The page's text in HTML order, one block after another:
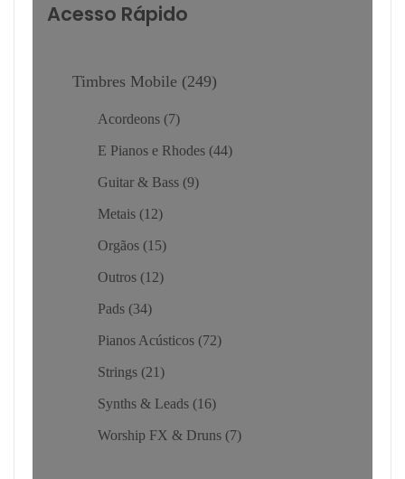
Acesso Rápido
Timbres Mobile 249
Acordeons 7
E Pianos e Rhodes 44
Guitar & Bass 9
Metais 12
Orgãos 15
Outros 12
Pads 34
Pianos Acústicos 72
Strings 21
Synths & Leads 16
Worship FX & Druns 7